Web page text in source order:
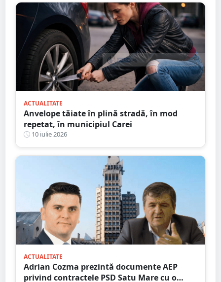
ACTUALITATE
Anvelope tăiate în plină stradă, în mod
repetat, în municipiul Carei
10 iulie 2026
ACTUALITATE
Adrian Cozma prezintă documente AEP
privind contractele PSD Satu Mare cu o